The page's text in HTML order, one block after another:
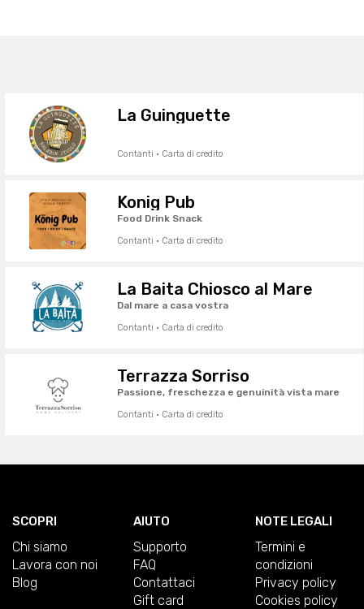
La Guinguette
Contanti · Carta di credito
Konig Pub
Food Drink Snack
Contanti · Carta di credito
La Baita Chiosco al Mare
Dal mare a casa vostra
Contanti · Carta di credito
Terrazza Sorriso
Passione, freschezza e genuinità vista mare
Contanti · Carta di credito
SCOPRI
Chi siamo
Lavora con noi
Blog
AIUTO
Supporto
FAQ
Contattaci
Gift card
NOTE LEGALI
Termini e
condizioni
Privacy policy
Cookies policy